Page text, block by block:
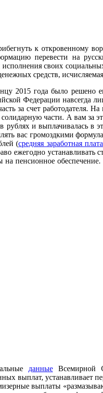
к откровенному
перевести на
своих
средств,
2015 года было решено
Федерации навсегда
за счет работодателя.
части. А вам за
рублях и выплачивалась
вас громоздкими
(средняя заработная
ежегодно устанавливать
пенсионное
данныеВсемирной
выплат, устанавливает
выплаты